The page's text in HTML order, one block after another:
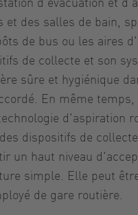
et des salles de bain,
de bus ou les aires
de collecte et son
sûre et hygiénique
En même
d'aspiration
dispositifs de
un haut niveau
simple. Elle peut
de gare routière.